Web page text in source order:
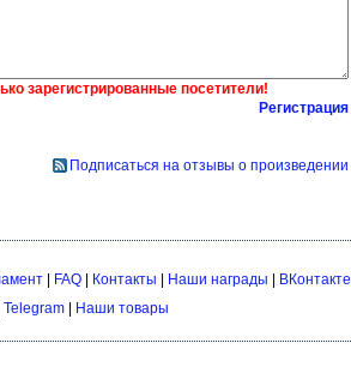
зарегистрированные посетители!
Регистрация
Подписаться на отзывы о произведении
| FAQ| Контакты | Наши награды | ВКонтакте
Telegram | Наши товары